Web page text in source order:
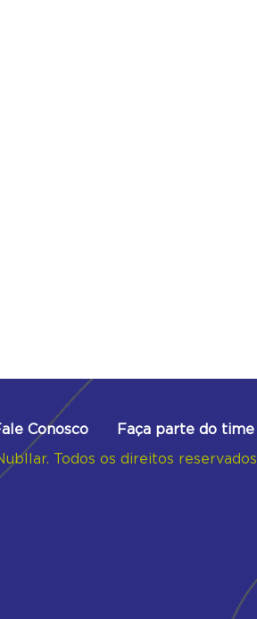
Conosco Faça parte do time
Todos os direitos reservados